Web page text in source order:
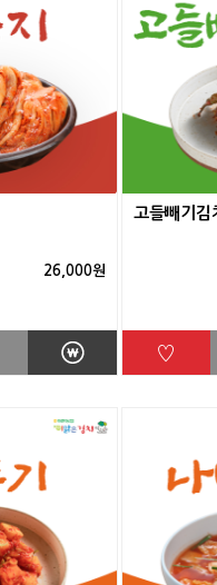
26,000원
고들빼기김
♡